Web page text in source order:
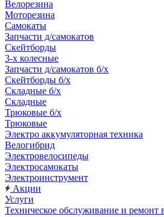
Велорезина
Моторезина
Самокаты
Запчасти д/самокатов
Скейтборды
3-х колесные
Запчасти д/самокатов б/х
Скейтборды б/х
Складные б/х
Складные
Трюковые б/х
Трюковые
Электро аккумуляторная техника
Велогибрид
Электровелосипеды
Электросамокаты
Электроинструмент
Акции
Услуги
Техническое обслуживание и ремонт